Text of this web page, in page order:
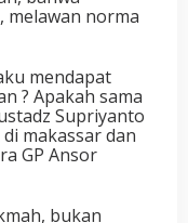
melawan norma
mendapat
? Apakah sama
Supriyanto
makassar dan
GP Ansor
bukan